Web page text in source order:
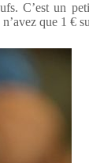
C’est un
que 1 €